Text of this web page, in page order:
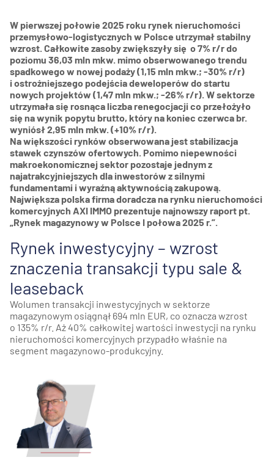
W pierwszej połowie 2025 roku rynek nieruchomości
przemysłowo-logistycznych w Polsce utrzymał stabilny
wzrost. Całkowite zasoby zwiększyły się o 7% r/r do
poziomu 36,03 mln mkw. mimo obserwowanego trendu
spadkowego w nowej podaży (1,15 mln mkw.; -30% r/r)
i ostrożniejszego podejścia deweloperów do startu
nowych projektów (1,47 mln mkw.; -26% r/r). W sektorze
utrzymała się rosnąca liczba renegocjacji co przełożyło
się na wynik popytu brutto, który na koniec czerwca br.
wyniósł 2,95 mln mkw. (+10% r/r).
Na większości rynków obserwowana jest stabilizacja
stawek czynszów ofertowych. Pomimo niepewności
makroekonomicznej sektor pozostaje jednym z
najatrakcyjniejszych dla inwestorów z silnymi
fundamentami i wyraźną aktywnością zakupową.
Największa polska firma doradcza na rynku nieruchomości
komercyjnych AXI IMMO prezentuje najnowszy raport pt.
„Rynek magazynowy w Polsce I połowa 2025 r.”.
Rynek inwestycyjny – wzrost
znaczenia transakcji typu sale &
leaseback
Wolumen transakcji inwestycyjnych w sektorze
magazynowym osiągnął 694 mln EUR, co oznacza wzrost
o 135% r/r. Aż 40% całkowitej wartości inwestycji na rynku
nieruchomości komercyjnych przypadło właśnie na
segment magazynowo-produkcyjny.